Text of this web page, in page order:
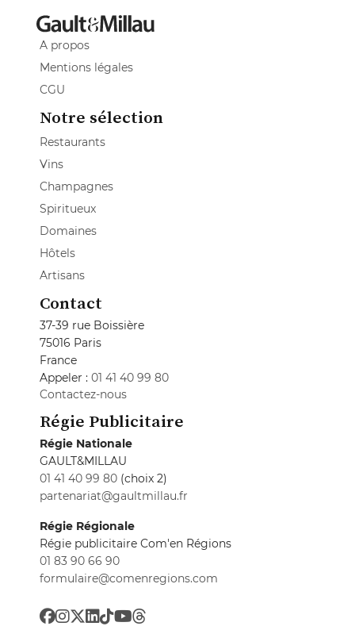
A propos
Mentions légales
CGU
Notre sélection
Restaurants
Vins
Champagnes
Spiritueux
Domaines
Hôtels
Artisans
Contact
37-39 rue Boissière
75016 Paris
France
Appeler : 01 41 40 99 80
Contactez-nous
Régie Publicitaire
Régie Nationale
GAULT&MILLAU
01 41 40 99 80 (choix 2)
partenariat@gaultmillau.fr
Régie Régionale
Régie publicitaire Com'en Régions
01 83 90 66 90
formulaire@comenregions.com